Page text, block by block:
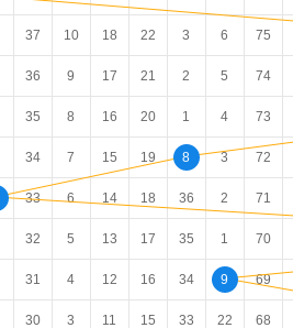
37 10 18 22 3 6 75
36 9 17 21 2 5 74
35 8 16 20 1 4 73
34 7 15 19 8 3 72
33 6 14 18 36 2 71
32 5 13 17 35 1 70
31 4 12 16 34 9 69
30 3 11 15 33 22 68